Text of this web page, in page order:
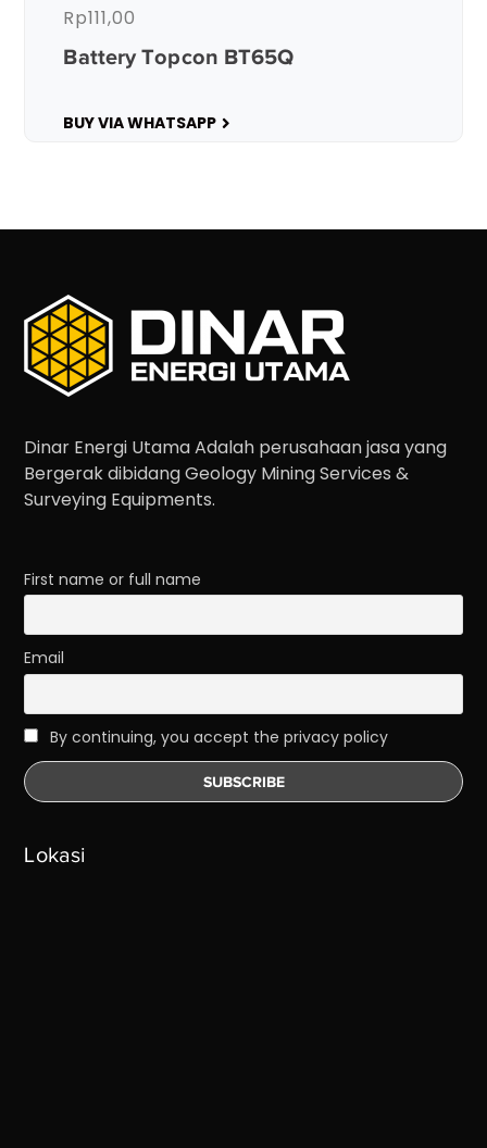
Battery Topcon BT65Q
Rp111,00
BUY VIA WHATSAPP
Dinar Energi Utama Adalah perusahaan jasa yang
Bergerak dibidang Geology Mining Services &
Surveying Equipments.
First name or full name
Email
By continuing, you accept the privacy policy
Lokasi